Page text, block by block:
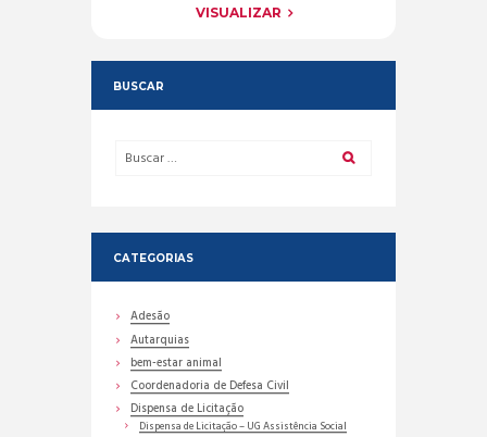
VISUALIZAR
BUSCAR
CATEGORIAS
Adesão
Autarquias
bem-estar animal
Coordenadoria de Defesa Civil
Dispensa de Licitação
Dispensa de Licitação – UG Assistência Social